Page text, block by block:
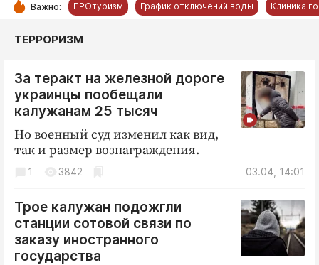
РУБРИКИ
Новости компаний
Статьи
Народные новости
Авто и транспорт
Благоустройство
Культура
Недвижимость и ЖКХ
Образование
Важно: ПРОтуризм График отключений воды Клиника
ТЕРРОРИЗМ
За теракт на железной дороге
украинцы пообещали
калужанам 25 тысяч
Но военный суд изменил как вид,
так и размер вознаграждения.
03.04, 14:01
1 3842
Трое калужан подожгли
станции сотовой связи по
заказу иностранного
государства